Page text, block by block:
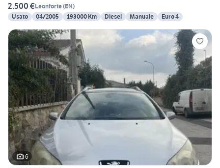
2.500 €Leonforte(EN)
Usato
04/2005 193000 Km Diesel Manuale Euro 4
6